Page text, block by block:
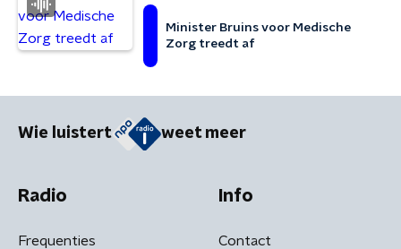
Minister Bruins voor Medische
Zorg treedt af
Wie luistert weet meer
Radio
Frequenties
Info
Contact